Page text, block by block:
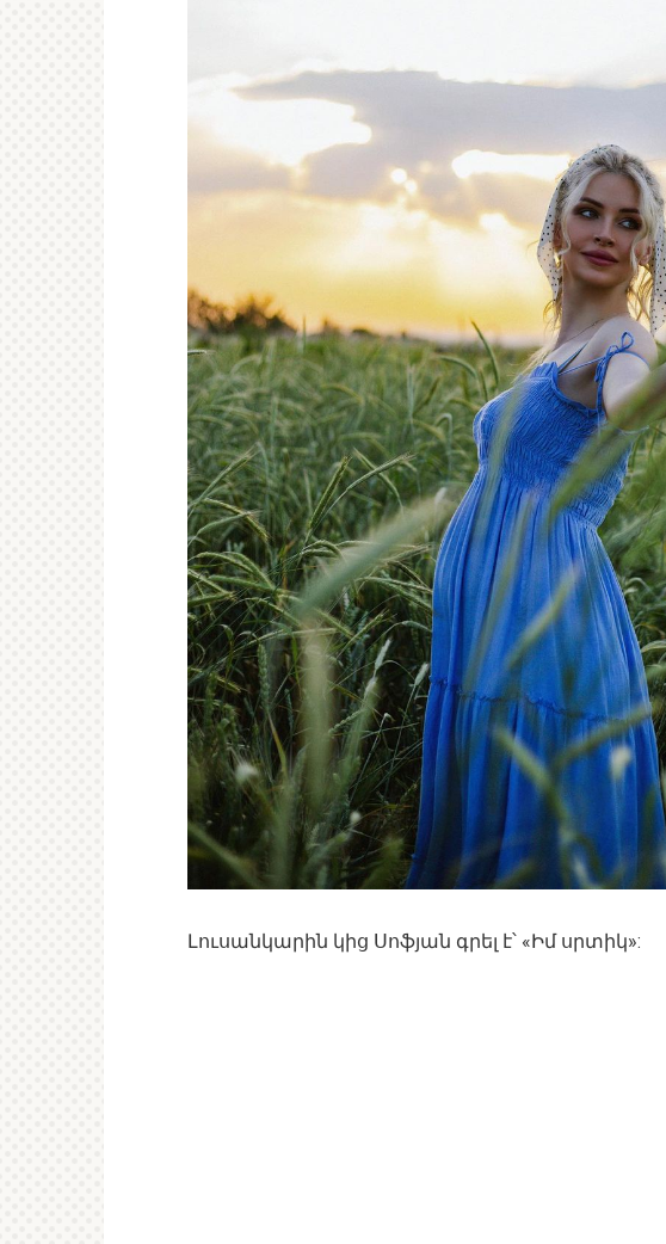
Լուսանկարին կից Սոֆյան գրել է՝ «Իմ սրտիկ»: